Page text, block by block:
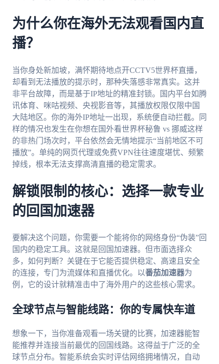
为什么你在海外无法观看国内直
播？
当你身处新加坡，满怀期待地点开CCTV5世界杯直播，
却看到无法播放的提示时，那种失落感非常真实。这并
非平台故障，而是基于IP地址的精准封锁。国内平台如腾
讯体育、咪咕视频、央视影音等，其播放权限仅限中国
大陆地区。你的海外IP地址一出现，系统便自动拦截。同
样的情况也发生在你想在国外看世界杯秘鲁 vs 挪威这样
的非热门场次时，平台依然会无情地提示“当前地区不可
播放”。单纯的网页代理或免费VPN往往速度堪忧、频繁
掉线，根本无法支撑高清直播的稳定需求。
解锁限制的核心：选择一款专业
的回国加速器
要解决这个问题，你需要一个能将你的网络身份“伪装”回
国内的稳定工具。这就是回国加速器。但市面选择众
多，如何判断？关键在于它能否提供稳定、高速且安全
的连接，专门为流媒体和直播优化。以番茄加速器为
例，它的设计就精准击中了海外用户的这些核心需求。
全球节点与智能线路：你的专属快车道
想象一下，当你准备观看一场关键的比赛，加速器能智
能推荐并连接当前最优的回国线路。这得益于广泛的全
球节点分布。智能系统会实时评估网络拥堵情况，自动